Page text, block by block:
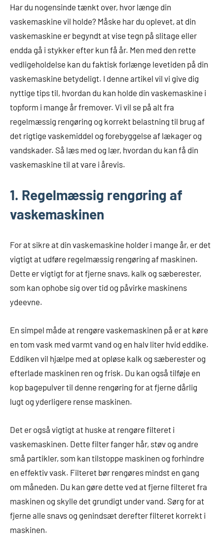
Har du nogensinde tænkt over, hvor længe din
vaskemaskine vil holde? Måske har du oplevet, at din
vaskemaskine er begyndt at vise tegn på slitage eller
endda gå i stykker efter kun få år. Men med den rette
vedligeholdelse kan du faktisk forlænge levetiden på din
vaskemaskine betydeligt. I denne artikel vil vi give dig
nyttige tips til, hvordan du kan holde din vaskemaskine i
topform i mange år fremover. Vi vil se på alt fra
regelmæssig rengøring og korrekt belastning til brug af
det rigtige vaskemiddel og forebyggelse af lækager og
vandskader. Så læs med og lær, hvordan du kan få din
vaskemaskine til at vare i årevis.
1. Regelmæssig rengøring af
vaskemaskinen
For at sikre at din vaskemaskine holder i mange år, er det
vigtigt at udføre regelmæssig rengøring af maskinen.
Dette er vigtigt for at fjerne snavs, kalk og sæberester,
som kan ophobe sig over tid og påvirke maskinens
ydeevne.
En simpel måde at rengøre vaskemaskinen på er at køre
en tom vask med varmt vand og en halv liter hvid eddike.
Eddiken vil hjælpe med at opløse kalk og sæberester og
efterlade maskinen ren og frisk. Du kan også tilføje en
kop bagepulver til denne rengøring for at fjerne dårlig
lugt og yderligere rense maskinen.
Det er også vigtigt at huske at rengøre filteret i
vaskemaskinen. Dette filter fanger hår, støv og andre
små partikler, som kan tilstoppe maskinen og forhindre
en effektiv vask. Filteret bør rengøres mindst en gang
om måneden. Du kan gøre dette ved at fjerne filteret fra
maskinen og skylle det grundigt under vand. Sørg for at
fjerne alle snavs og genindsæt derefter filteret korrekt i
maskinen.